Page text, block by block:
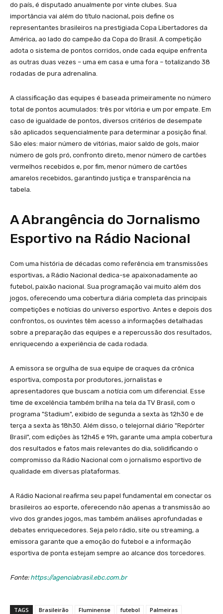
do país, é disputado anualmente por vinte clubes. Sua
importância vai além do título nacional, pois define os
representantes brasileiros na prestigiada Copa Libertadores da
América, ao lado do campeão da Copa do Brasil. A competição
adota o sistema de pontos corridos, onde cada equipe enfrenta
as outras duas vezes – uma em casa e uma fora – totalizando 38
rodadas de pura adrenalina.
A classificação das equipes é baseada primeiramente no número
total de pontos acumulados: três por vitória e um por empate. Em
caso de igualdade de pontos, diversos critérios de desempate
são aplicados sequencialmente para determinar a posição final.
São eles: maior número de vitórias, maior saldo de gols, maior
número de gols pró, confronto direto, menor número de cartões
vermelhos recebidos e, por fim, menor número de cartões
amarelos recebidos, garantindo justiça e transparência na
tabela.
A Abrangência do Jornalismo
Esportivo na Rádio Nacional
Com uma história de décadas como referência em transmissões
esportivas, a Rádio Nacional dedica-se apaixonadamente ao
futebol, paixão nacional. Sua programação vai muito além dos
jogos, oferecendo uma cobertura diária completa das principais
competições e notícias do universo esportivo. Antes e depois dos
confrontos, os ouvintes têm acesso a informações detalhadas
sobre a preparação das equipes e a repercussão dos resultados,
enriquecendo a experiência de cada rodada.
A emissora se orgulha de sua equipe de craques da crônica
esportiva, composta por produtores, jornalistas e
apresentadores que buscam a notícia com um diferencial. Esse
time de excelência também brilha na tela da TV Brasil, com o
programa "Stadium", exibido de segunda a sexta às 12h30 e de
terça a sexta às 18h30. Além disso, o telejornal diário "Repórter
Brasil", com edições às 12h45 e 19h, garante uma ampla cobertura
dos resultados e fatos mais relevantes do dia, solidificando o
compromisso da Rádio Nacional com o jornalismo esportivo de
qualidade em diversas plataformas.
A Rádio Nacional reafirma seu papel fundamental em conectar os
brasileiros ao esporte, oferecendo não apenas a transmissão ao
vivo dos grandes jogos, mas também análises aprofundadas e
debates enriquecedores. Seja pelo rádio, site ou streaming, a
emissora garante que a emoção do futebol e a informação
esportiva de ponta estejam sempre ao alcance dos torcedores.
Fonte: https://agenciabrasil.ebc.com.br
TAGS Brasileirão Fluminense futebol Palmeiras